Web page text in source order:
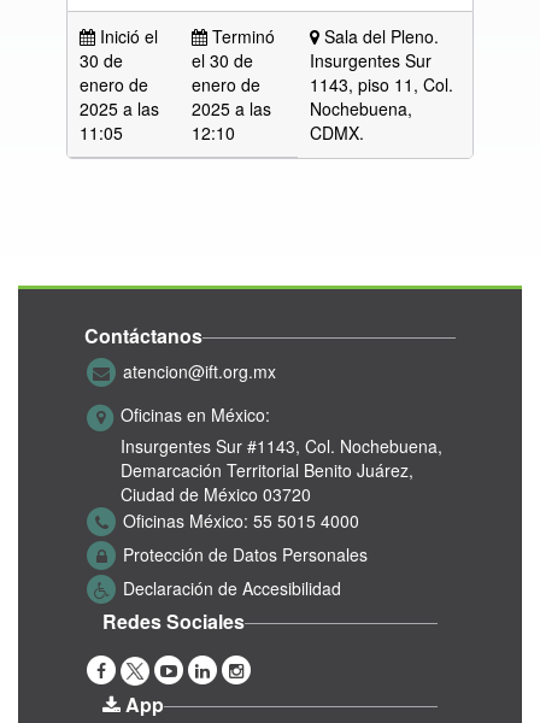
Inició el
30 de
enero de
2025 a las
11:05
Terminó
el 30 de
enero de
2025 a las
12:10
Sala del Pleno.
Insurgentes Sur
1143, piso 11, Col.
Nochebuena,
CDMX.
Contáctanos
atencion@ift.org.mx
Oficinas en México:
Insurgentes Sur #1143, Col. Nochebuena,
Demarcación Territorial Benito Juárez,
Ciudad de México 03720
Oficinas México: 55 5015 4000
Protección de Datos Personales
Declaración de Accesibilidad
Redes Sociales
App